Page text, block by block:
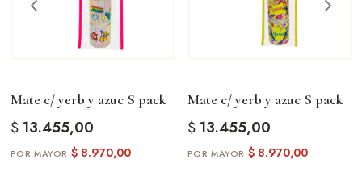
Mate c/ yerb y azuc S pack
$13.455,00
$8.970,00
Mate c/ yerb y azuc S pack
$13.455,00
$8.970,00